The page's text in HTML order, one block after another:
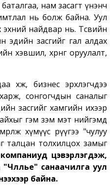
баталгаа, нам засагт үнэнч
нь болж байна. Уул
найдвар нь. Төсвийн
эдийн засгийг гал алдах
хөрөнгө оруулалт,
хөөж, бизнес эрхлэгчдээ
сонгогчдын саналыг
засгийг хамгийн ихээр
гэм зэм мэт нийгэмд
хүмүүс рүүгээ "чулуу
талцан толхилцох замыг
компаниуд цэвэрлэгдэж,
санаачилга уул
байна.